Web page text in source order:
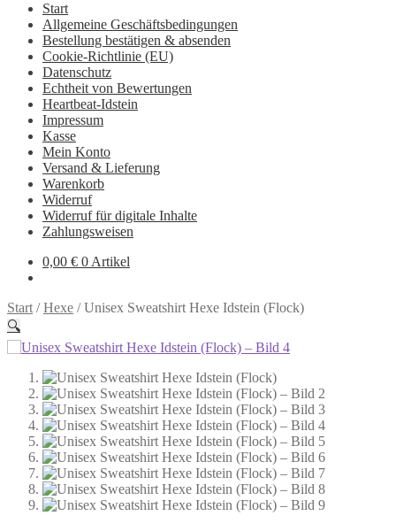
Start
Allgemeine Geschäftsbedingungen
Bestellung bestätigen & absenden
Cookie-Richtlinie (EU)
Datenschutz
Echtheit von Bewertungen
Heartbeat-Idstein
Impressum
Kasse
Mein Konto
Versand & Lieferung
Warenkorb
Widerruf
Widerruf für digitale Inhalte
Zahlungsweisen
0,00 € 0 Artikel
Start /Hexe /Unisex Sweatshirt Hexe Idstein (Flock)
🔍